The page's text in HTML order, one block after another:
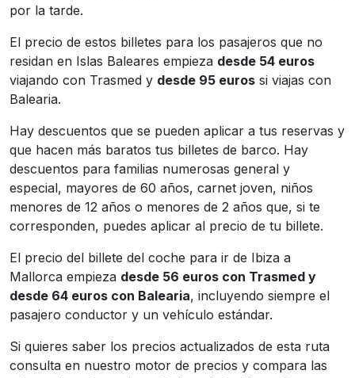
por la tarde.
El precio de estos billetes para los pasajeros que no
residan en Islas Baleares empieza desde 54 euros
viajando con Trasmed y desde 95 euros si viajas con
Balearia.
Hay descuentos que se pueden aplicar a tus reservas y
que hacen más baratos tus billetes de barco. Hay
descuentos para familias numerosas general y
especial, mayores de 60 años, carnet joven, niños
menores de 12 años o menores de 2 años que, si te
corresponden, puedes aplicar al precio de tu billete.
El precio del billete del coche para ir de Ibiza a
Mallorca empieza desde 56 euros con Trasmed y
desde 64 euros con Balearia, incluyendo siempre el
pasajero conductor y un vehículo estándar.
Si quieres saber los precios actualizados de esta ruta
consulta en nuestro motor de precios y compara las